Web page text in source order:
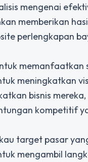
mengenai
memberikan
perlengkapan
memanfaatkan
meningkatkan
bisnis mereka,
kompetitif
target pasar
mengambil